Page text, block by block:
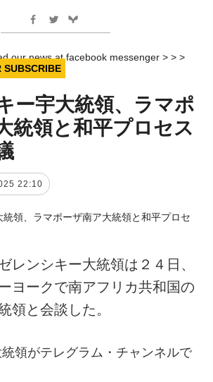
our news at facebook messenger > > >
SUBSCRIBE
ー宇大統領、ラマポ
統領と和平プロセス
22:10
レンシキー大統領は２４日、
ヨークで南アフリカ共和国の
領と会談した。
領がテレグラム・チャンネルで